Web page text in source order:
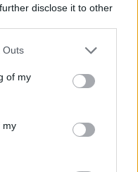
disclose it to other
one or more Google
You may click to
its third-party tags to
in below Google
Outs
of my
my
átigazolásával